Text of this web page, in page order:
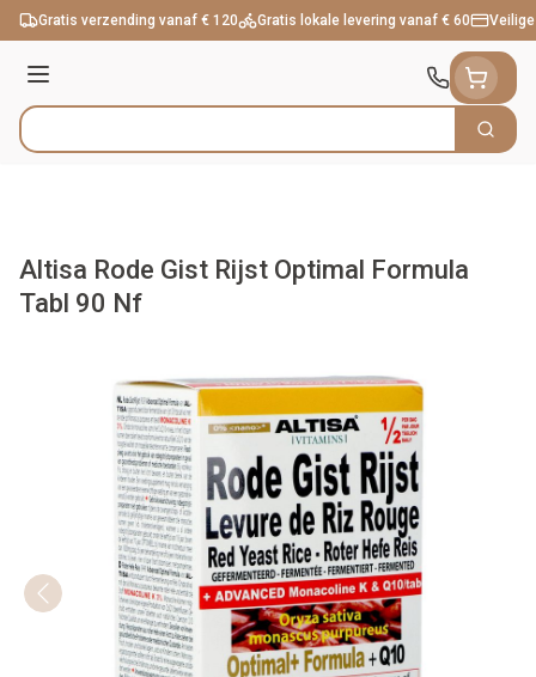
Ga naar de inhoud
Gratis verzending vanaf € 120 Gratis lokale levering vanaf € 60
Menu
Product, merk, categorie... Zoek
Altisa Rode Gist Rijst Optimal Formula
Tabl 90 Nf